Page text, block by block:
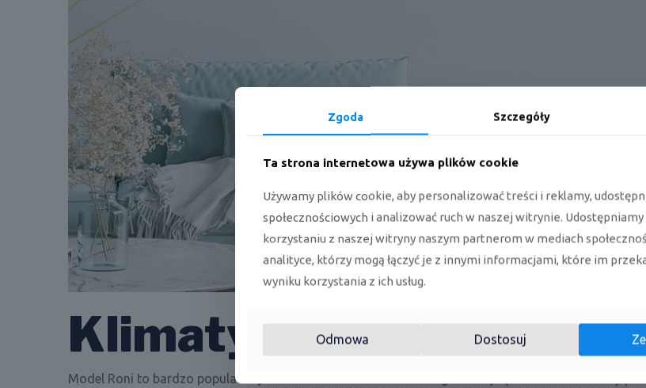
Klimatyzacja Rotenso
Model Roni to bardzo popularna jednostka w ofercie Rotenso. Jego zaletą są niewielkie rozmiary
Zgoda Szczegóły
Ta strona internetowa używa plików cookie
Używamy plików cookie, aby personalizować treści i reklamy,
społecznościowych i analizować ruch w naszej witrynie.
korzystaniu z naszej witryny naszym partnerom w mediach
analityce, którzy mogą łączyć je z innymi informacjami, które im
wyniku korzystania z ich usług.
Odmowa Dostosuj